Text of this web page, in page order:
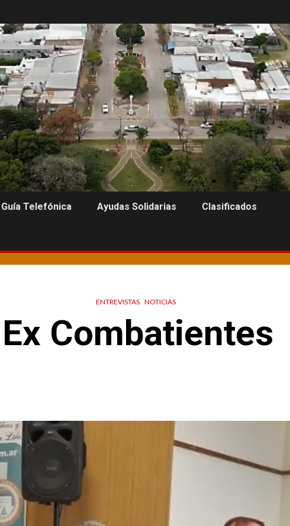
Guía Telefónica Ayudas Solidarias Clasificados
ENTREVISTAS NOTICIAS
Ex Combatientes